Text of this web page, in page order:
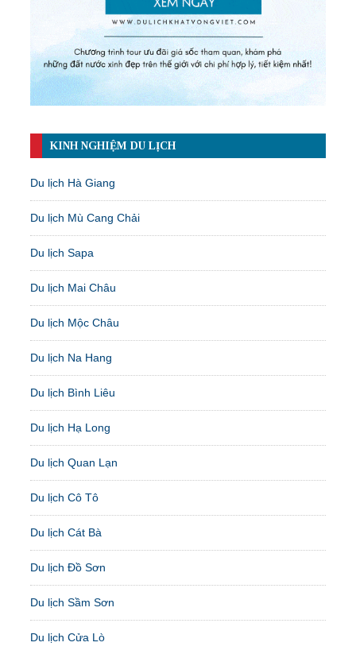
KINH NGHIỆM DU LỊCH
Du lịch Hà Giang
Du lịch Mù Cang Chải
Du lịch Sapa
Du lịch Mai Châu
Du lịch Mộc Châu
Du lịch Na Hang
Du lịch Bình Liêu
Du lịch Hạ Long
Du lịch Quan Lạn
Du lịch Cô Tô
Du lịch Cát Bà
Du lịch Đồ Sơn
Du lịch Sầm Sơn
Du lịch Cửa Lò